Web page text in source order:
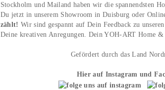
Stockholm und Mailand haben wir die spannendsten
Du jetzt in unserem Showroom in Duisburg oder
zählt!Wir sind gespannt auf Dein Feedback zu
Deine kreativen Anregungen. Dein YOH‑ART Home &
Gefördert durch das Land
Hier auf Instagram und